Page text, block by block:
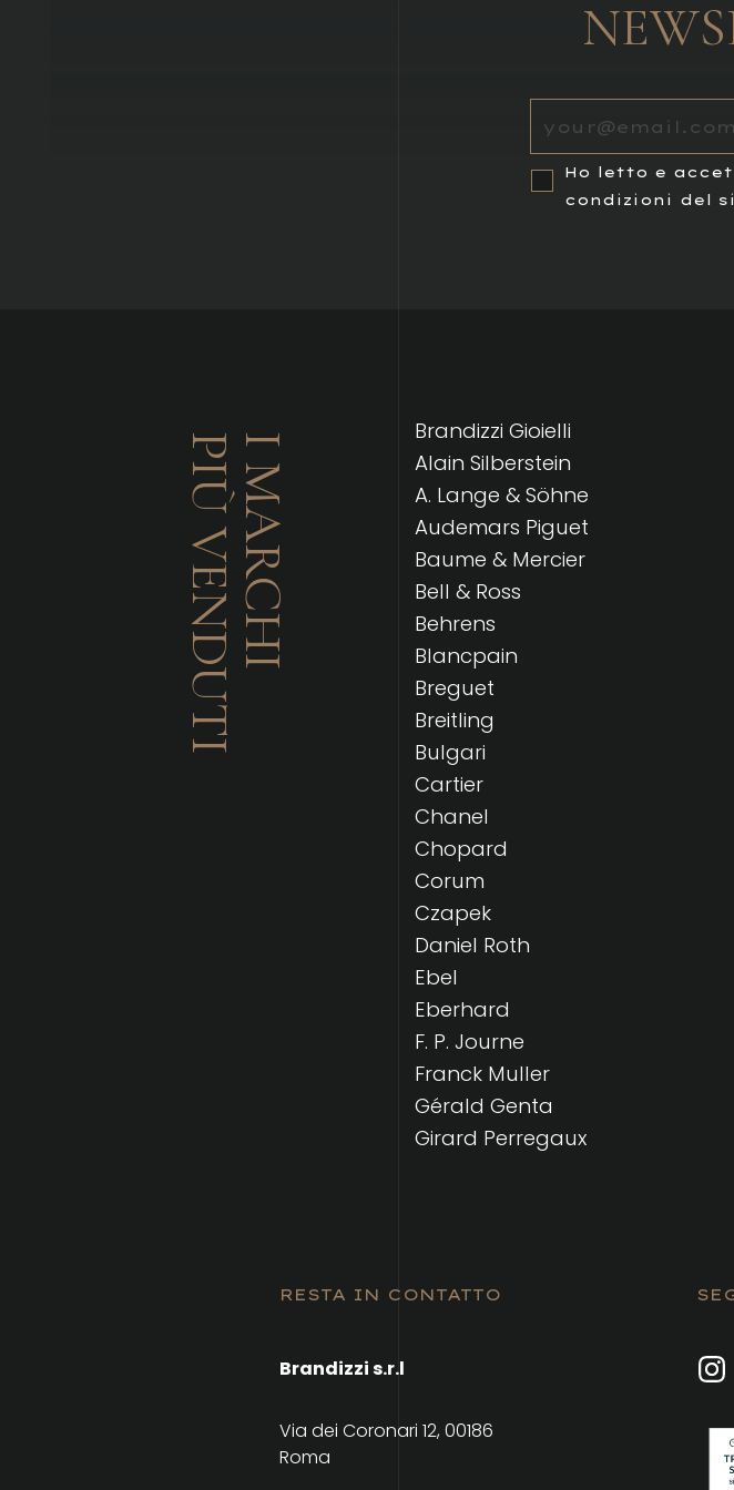
Ho letto e
condizioni del
I MARCHI
PIÙ VENDUTI
Brandizzi Gioielli
Alain Silberstein
A. Lange & Söhne
Audemars Piguet
Baume & Mercier
Bell & Ross
Behrens
Blancpain
Breguet
Breitling
Bulgari
Cartier
Chanel
Chopard
Corum
Czapek
Daniel Roth
Ebel
Eberhard
F. P. Journe
Franck Muller
Gérald Genta
Girard Perregaux
RESTA IN CONTATTO
Brandizzi s.r.l
Via dei Coronari 12, 00186
Roma